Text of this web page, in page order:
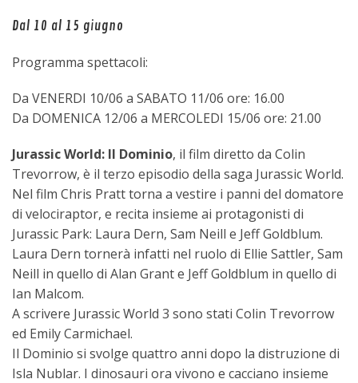
Eventi
Trasparenza
Contatti
Dal 10 al 15 giugno
Programma spettacoli:
Da VENERDI 10/06 a SABATO 11/06 ore: 16.00
Da DOMENICA 12/06 a MERCOLEDI 15/06 ore: 21.00
Jurassic World: Il Dominio, il film diretto da Colin
Trevorrow, è il terzo episodio della saga Jurassic World.
Nel film Chris Pratt torna a vestire i panni del domatore
di velociraptor, e recita insieme ai protagonisti di
Jurassic Park: Laura Dern, Sam Neill e Jeff Goldblum.
Laura Dern tornerà infatti nel ruolo di Ellie Sattler, Sam
Neill in quello di Alan Grant e Jeff Goldblum in quello di
Ian Malcom.
A scrivere Jurassic World 3 sono stati Colin Trevorrow
ed Emily Carmichael.
Il Dominio si svolge quattro anni dopo la distruzione di
Isla Nublar. I dinosauri ora vivono e cacciano insieme